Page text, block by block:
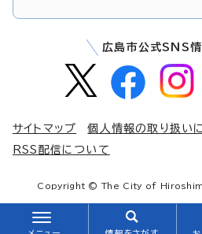
広島市公式SNS
サイトマップ 個人情報の取り扱い
RSS配信について
Copyright © The City of